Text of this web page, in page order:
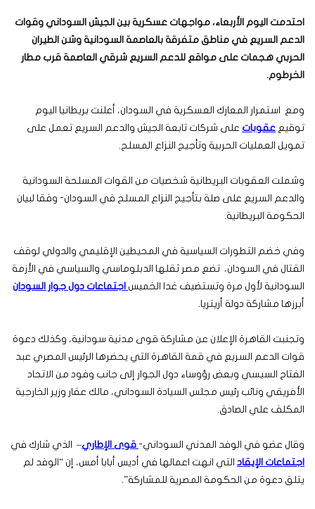
احتدمت اليوم الأربعاء، مواجهات عسكرية بين الجيش السوداني وقوات
الدعم السريع في مناطق متفرقة بالعاصمة السودانية وشن الطيران
الحربي هجمات على مواقع للدعم السريع شرقي العاصمة قرب مطار
الخرطوم.
ومع استمرار المعارك العسكرية في السودان، أعلنت بريطانيا اليوم
توقيع عقوبات على شركات تابعة الجيش والدعم السريع تعمل على
تمويل العمليات الحربية وتأجيج النزاع المسلح.
وشملت العقوبات البريطانية شخصيات من القوات المسلحة السودانية
والدعم السريع على صلة بتأجيج النزاع المسلح في السودان- وفقا لبيان
الحكومة البريطانية.
وفي خضم التطورات السياسية في المحيطين الإقليمي والدولي لوقف
القتال في السودان، تضع مصر ثقلها الدبلوماسي والسياسي في الأزمة
السودانية لأول مرة وتستضيف غدا الخميس اجتماعات دول جوار السودان
أبرزها مشاركة دولة أريتريا.
وتجنبت القاهرة الإعلان عن مشاركة قوى مدنية سودانية، وكذلك دعوة
قوات الدعم السريع في قمة القاهرة التي يحضرها الرئيس المصري عبد
الفتاح السيسي وبعض رؤوساء دول الجوار إلى جانب وفود من الاتحاد
الأفريقي ونائب رئيس مجلس السيادة السوداني، مالك عقار وزير الخارجية
المكلف علي الصادق.
وقال عضو في الوفد المدني السوداني- قوى الإطاري– الذي شارك في
اجتماعات الإيقاد التي انهت اعمالها في أديس أبابا أمس، إن “الوفد لم
يتلق دعوة من الحكومة المصرية للمشاركة”.